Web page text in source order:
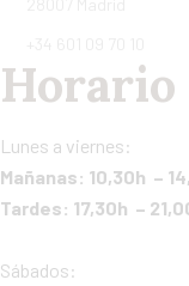
Horario
Lunes a viernes:
Mañanas: 10,30h –
Tardes: 17,30h –
Sábados: